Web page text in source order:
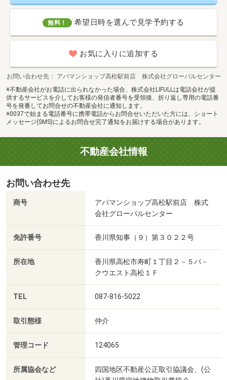
無料！ 希望日時を選んで見学予約する
お気に入りに追加する
お問い合わせ先
アパマンショップ高松駅前店 株式会社グローバルセンター
※不動産会社がお電話に出られなかった場合、株式会社LIFULLは電話会社が提
供するサービスを介してお客様の発信者番号を受領後、折り返し専用の電話番
号を発番してお問合せの不動産会社に通知します。
※0037で始まる電話番号に携帯電話からお問合せいただいた方には、ショート
メッセージ(SMS)によるお問合せ完了通知をお届けする場合があります。
不動産会社情報
お問い合わせ先
商号
アパマンショップ高松駅前店 株式
会社グローバルセンター
免許番号 香川県知事（９）第３０２２号
所在地
香川県高松市寿町１丁目２－５パ－
クウエスト高松１Ｆ
TEL 087-816-5022
取引態様 仲介
管理コード 124065
所属協会など
四国地区不動産公正取引協議会、(公